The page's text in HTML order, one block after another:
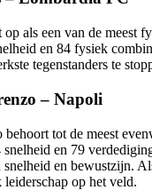
als een van de meest
en 84 fysiek
tegenstanders te
– Napoli
tot de meest
en 79
en bewustzijn.
op het veld.